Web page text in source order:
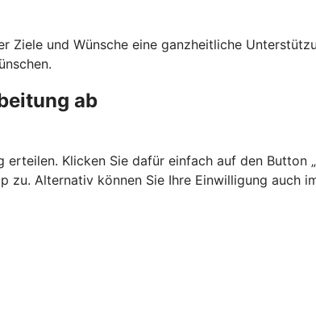
Ziele und Wünsche eine ganzheitliche
ab
Klicken Sie dafür einfach auf den Button
Alternativ können Sie Ihre Einwilligung auch